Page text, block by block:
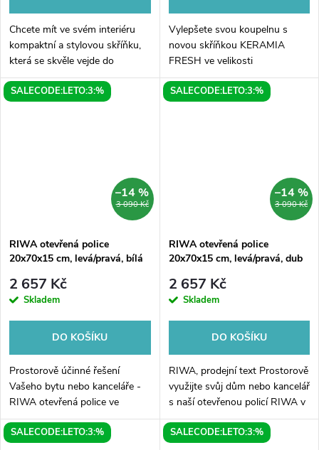
Chcete mít ve svém interiéru
kompaktní a stylovou skříňku,
která se skvěle vejde do
každého prostoru? Pak je pro
vás tu skvělá volba - ESPACE
Vylepšete svou koupelnu s
novou skříňkou KERAMIA
FRESH ve velikosti
60x50x20cm. Tato horní
skříňka nabízí nejen dostatek
SALECODE:LETO:3:%
3 090 Kč
–14 %
RIWA otevřená police
20x70x15 cm, levá/pravá, bílá
2 657 Kč
Skladem
DO KOŠÍKU
Prostorově účinné řešení
Vašeho bytu nebo kanceláře -
RIWA otevřená police ve
velikosti 20x70x15 cm,
dostupná ve variantách pro
SALECODE:LETO:3:%
3 090 Kč
–14 %
RIWA otevřená police
20x70x15 cm, levá/pravá, dub
2 657 Kč
Skladem
DO KOŠÍKU
RIWA, prodejní text Prostorově
využijte svůj dům nebo kancelář
s naší otevřenou policí RIWA v
rozměrech 20x70x15 cm. Jedná
se o stylový kousek nábytku ze
SALECODE:LETO:3:% SALECODE:LETO:3:%